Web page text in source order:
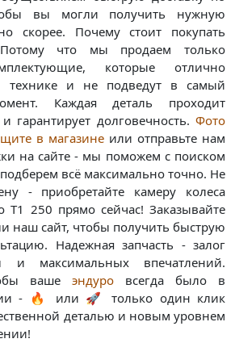
вы могли получить нужную
скорее. Почему стоит покупать
что мы продаем только
которые отлично
технике и не подведут в самый
Каждая деталь проходит
гарантирует долговечность. Фото
в магазине или отправьте нам
на сайте - мы поможем с поиском
всё максимально точно. Не
- приобретайте камеру колеса
T1 250 прямо сейчас! Заказывайте
наш сайт, чтобы получить быструю
Надежная запчасть - залог
и максимальных впечатлений.
ваше эндуро всегда было в
- 🔥 или 🚀 только один клик
деталью и новым уровнем